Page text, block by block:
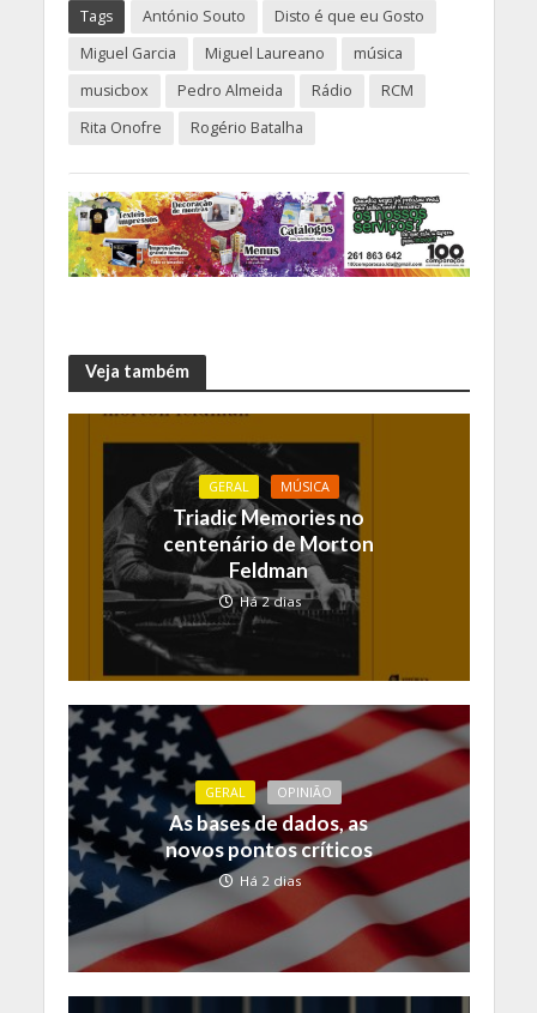
Tags António Souto
Disto é que eu Gosto
Miguel Garcia
Miguel Laureano
música
musicbox
Pedro Almeida Rádio
RCM
Rita Onofre
Rogério Batalha
Veja também
GERAL MÚSICA
Triadic Memories no
centenário de Morton
Feldman
Há 2 dias
GERAL OPINIÃO
As bases de dados, as
novos pontos críticos
Há 2 dias